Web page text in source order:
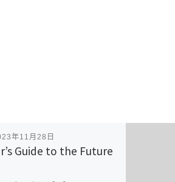
年11月28日
Guide to the Future